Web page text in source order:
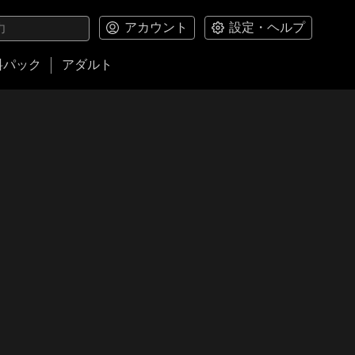
アカウント 設定・ヘルプ
ック アダルト